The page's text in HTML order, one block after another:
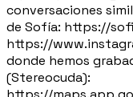
conversaciones
de Sofía: https://
https://
donde hemos
(Stereocuda):